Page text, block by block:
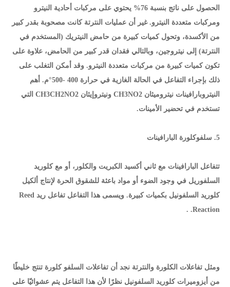
الحصول على ناتج بنسبة 76% يحتوي على مركبات أحادية النيترو
ومركبات متعددة النيترو. غير أن عمليات النترتة كانت مصحوبة بقدر كبير
من الأكسدة، وتحول كميات كبيرة من حامض النيتريك (المستخدم في
النترتة) إلى نيتروجين، وبالتالي فقدان قدر كبير من الحامض، علاوة على
تكون كميات كبيرة من مركبات متعددة النيترو. وقد أمكن التغلب على
ذلك بإجراء التفاعل في الحالة الغازية في حرارة 400 -500°م. أهم
النيتروبارافينات نيتروميثان CH3NO2 ونيتروإيثان CH3CH2NO2 التي
تستخدم في تحضير الأمينات.
5. سلفوكلورة البارافينات
تتفاعل البارافينات مع ثاني أكسيد الكبريت والكلور، أو مع كلوريد
السلفوريل في وجود الضوء أو مواد باعثة للشقوق الحرة لإنتاج ألكيل
كلوريد السلفونيل بكميات كبيرة. ويسمى هذا التفاعل تفاعل ريد Reed
Reaction. .
ومثل تفاعلات الكلورة والنترتة نجد أن تفاعلات السلفو كلورة تنتج خليطًا
من أيزوميرات كلوريد السلفونيل نظرًا لأن هذا التفاعل يتم عشوائيّا على